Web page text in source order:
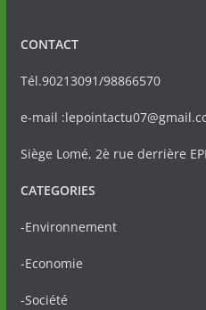
CONTACT
Tél.90213091/98866570
e-mail
Siège Lomé, 2è rue derrière
CATEGORIES
-Environnement
-Economie
-Société